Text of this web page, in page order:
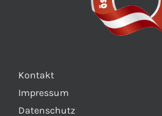
Kontakt
Impressum
Datenschutz